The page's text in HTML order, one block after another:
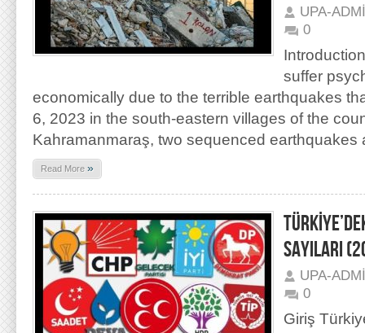
UPA-
0
suffer
economically due to the terrible earthquakes
6, 2023 in the south-eastern villages of the
Kahramanmaraş, two sequenced earthquakes
Read More »
SAYILARI
UPA-
0
Giriş